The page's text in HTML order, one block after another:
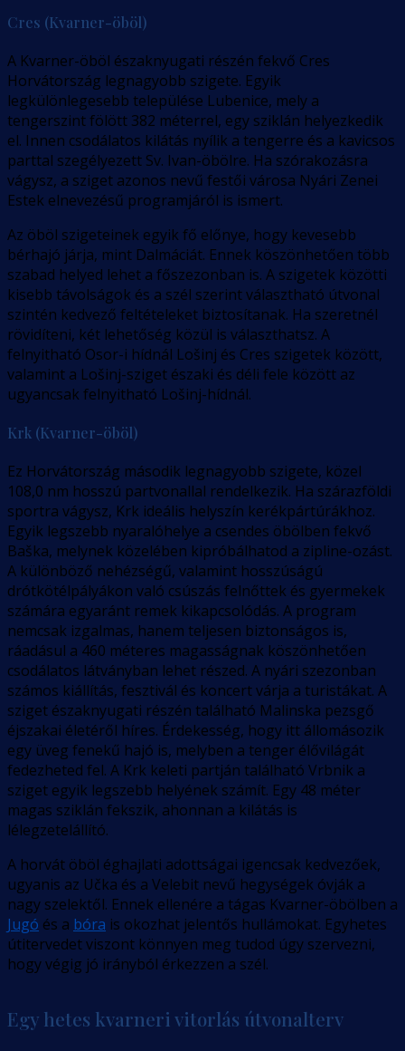
Cres (Kvarner-öböl)
A Kvarner-öböl északnyugati részén fekvő Cres
Horvátország legnagyobb szigete. Egyik
legkülönlegesebb települése Lubenice, mely a
tengerszint fölött 382 méterrel, egy sziklán helyezkedik
el. Innen csodálatos kilátás nyílik a tengerre és a kavicsos
parttal szegélyezett Sv. Ivan-öbölre. Ha szórakozásra
vágysz, a sziget azonos nevű festői városa Nyári Zenei
Estek elnevezésű programjáról is ismert.
Az öböl szigeteinek egyik fő előnye, hogy kevesebb
bérhajó járja, mint Dalmáciát. Ennek köszönhetően több
szabad helyed lehet a főszezonban is. A szigetek közötti
kisebb távolságok és a szél szerint választható útvonal
szintén kedvező feltételeket biztosítanak. Ha szeretnél
rövidíteni, két lehetőség közül is választhatsz. A
felnyitható Osor-i hídnál Lošinj és Cres szigetek között,
valamint a Lošinj-sziget északi és déli fele között az
ugyancsak felnyitható Lošinj-hídnál.
Krk (Kvarner-öböl)
Ez Horvátország második legnagyobb szigete, közel
108,0 nm hosszú partvonallal rendelkezik. Ha szárazföldi
sportra vágysz, Krk ideális helyszín kerékpártúrákhoz.
Egyik legszebb nyaralóhelye a csendes öbölben fekvő
Baška, melynek közelében kipróbálhatod a zipline-ozást.
A különböző nehézségű, valamint hosszúságú
drótkötélpályákon való csúszás felnőttek és gyermekek
számára egyaránt remek kikapcsolódás. A program
nemcsak izgalmas, hanem teljesen biztonságos is,
ráadásul a 460 méteres magasságnak köszönhetően
csodálatos látványban lehet részed. A nyári szezonban
számos kiállítás, fesztivál és koncert várja a turistákat. A
sziget északnyugati részén található Malinska pezsgő
éjszakai életéről híres. Érdekesség, hogy itt állomásozik
egy üveg fenekű hajó is, melyben a tenger élővilágát
fedezheted fel. A Krk keleti partján található Vrbnik a
sziget egyik legszebb helyének számít. Egy 48 méter
magas sziklán fekszik, ahonnan a kilátás is
lélegzetelállító.
A horvát öböl éghajlati adottságai igencsak kedvezőek,
ugyanis az Učka és a Velebit nevű hegységek óvják a
nagy szelektől. Ennek ellenére a tágas Kvarner-öbölben a
Jugó és a bóra is okozhat jelentős hullámokat. Egyhetes
útitervedet viszont könnyen meg tudod úgy szervezni,
hogy végig jó irányból érkezzen a szél.
Egy hetes kvarneri vitorlás útvonalterv